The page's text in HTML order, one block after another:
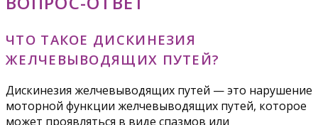
ЧТО ТАКОЕ ДИСКИНЕЗИЯ
ЖЕЛЧЕВЫВОДЯЩИХ ПУТЕЙ?
Дискинезия желчевыводящих путей — это нарушение
моторной функции желчевыводящих путей, которое
может проявляться в виде спазмов или